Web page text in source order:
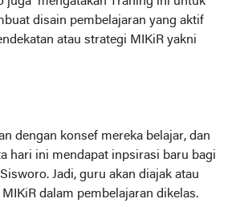
disain pembelajaran yang aktif
atau strategi MIKiR yakni
dengan konsef mereka belajar, dan
hari ini mendapat inpsirasi baru bagi
Jadi, guru akan diajak atau
dalam pembelajaran dikelas.